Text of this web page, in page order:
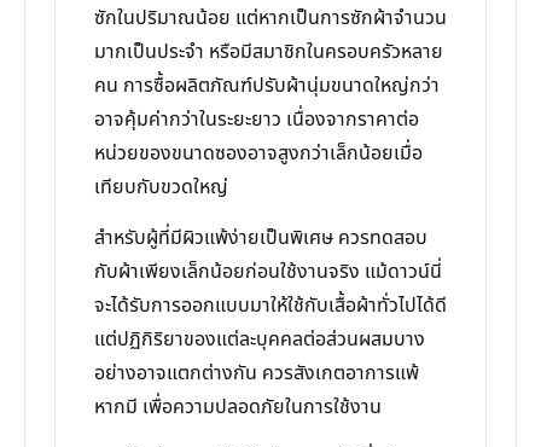
ซักในปริมาณน้อย แต่หากเป็นการซักผ้าจำนวน
มากเป็นประจำ หรือมีสมาชิกในครอบครัวหลาย
คน การซื้อผลิตภัณฑ์ปรับผ้านุ่มขนาดใหญ่กว่า
อาจคุ้มค่ากว่าในระยะยาว เนื่องจากราคาต่อ
หน่วยของขนาดซองอาจสูงกว่าเล็กน้อยเมื่อ
เทียบกับขวดใหญ่
สำหรับผู้ที่มีผิวแพ้ง่ายเป็นพิเศษ ควรทดสอบ
กับผ้าเพียงเล็กน้อยก่อนใช้งานจริง แม้ดาวน์นี่
จะได้รับการออกแบบมาให้ใช้กับเสื้อผ้าทั่วไปได้ดี
แต่ปฏิกิริยาของแต่ละบุคคลต่อส่วนผสมบาง
อย่างอาจแตกต่างกัน ควรสังเกตอาการแพ้
หากมี เพื่อความปลอดภัยในการใช้งาน